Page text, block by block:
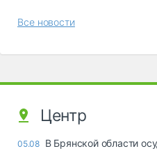
Все новости
Центр
05.08 В Брянской области